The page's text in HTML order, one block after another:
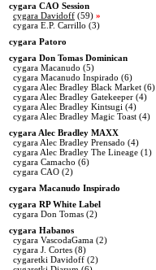
cygara CAO Session
cygara Davidoff (59) »
cygara E.P. Carrillo (3)
cygara Patoro
cygara Don Tomas Dominican
cygara Macanudo (5)
cygara Macanudo Inspirado (6)
cygara Alec Bradley Black Market (6)
cygara Alec Bradley Gatekeeper (4)
cygara Alec Bradley Kintsugi (4)
cygara Alec Bradley Magic Toast (4)
cygara Alec Bradley MAXX
cygara Alec Bradley Prensado (4)
cygara Alec Bradley The Lineage (1)
cygara Camacho (6)
cygara CAO (2)
cygara Macanudo Inspirado
cygara RP White Label
cygara Don Tomas (2)
cygara Habanos
cygara VascodaGama (2)
cygara J. Cortes (8)
cygaretki Davidoff (2)